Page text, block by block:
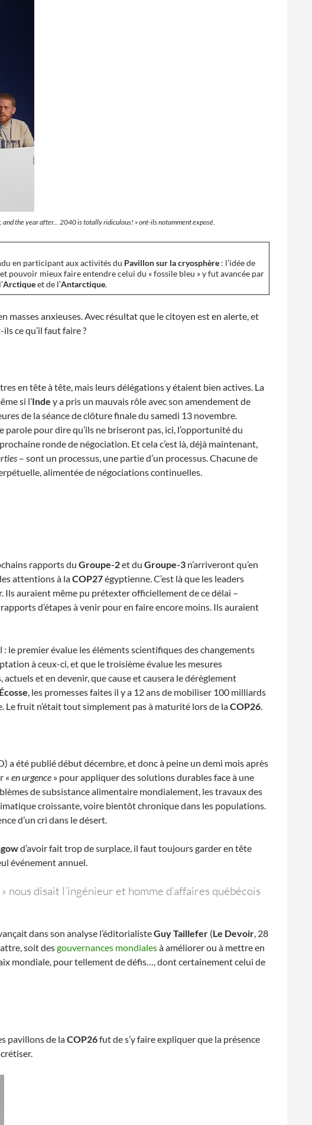
and the year after… 2040 is totally ridiculous! » ont-ils notamment exposé.
en participant aux activités du Pavillon sur la cryosphère: l’idée de
pouvoir mieux faire entendre celui du « fossile bleu » y fut avancée par
Arctiqueet de l’Antarctique.
anxieuses. Avec résultat que le citoyen est en alerte, et
ce qu’il faut faire ?
en tête à tête, mais leurs délégations y étaient bien actives. La
si l’Inde y a pris un mauvais rôle avec son amendement de
de la séance de clôture finale du samedi 13 novembre.
pour dire qu’ils ne briseront pas, ici, l’opportunité du
ronde de négociation. Et cela c’est là, déjà maintenant,
– sont un processus, une partie d’un processus. Chacune de
alimentée de négociations continuelles.
rapports du Groupe-2et du Groupe-3 n’arriveront qu’en
attentions à laCOP27égyptienne. C’est là que les leaders
auraient même pu prétexter officiellement de ce délai –
d’étapes à venir pour en faire encore moins. Ils auraient
premier évalue les éléments scientifiques des changements
à ceux-ci, et que le troisième évalue les mesures
et en devenir, que cause et causera le dérèglement
Écosse, les promesses faites il y a 12 ans de mobiliser 100 milliards
Le fruit n’était tout simplement pas à maturité lors de laCOP26.
a été publié début décembre, et donc à peine un demi mois après
« en urgence » pour appliquer des solutions durables face à une
de subsistance alimentaire mondialement, les travaux des
croissante, voire bientôt chronique dans les populations.
d’un cri dans le désert.
d’avoir fait trop de surplace, il faut toujours garder en tête
événement annuel.
nous disait l’ingénieur et homme d’affaires québécois
dans son analyse l’éditorialisteGuy Taillefer (Le Devoir, 28
soit desgouvernances mondialesà améliorer ou à mettre en
mondiale, pour tellement de défis…, dont certainement celui de
pavillons de laCOP26fut de s’y faire expliquer que la présence